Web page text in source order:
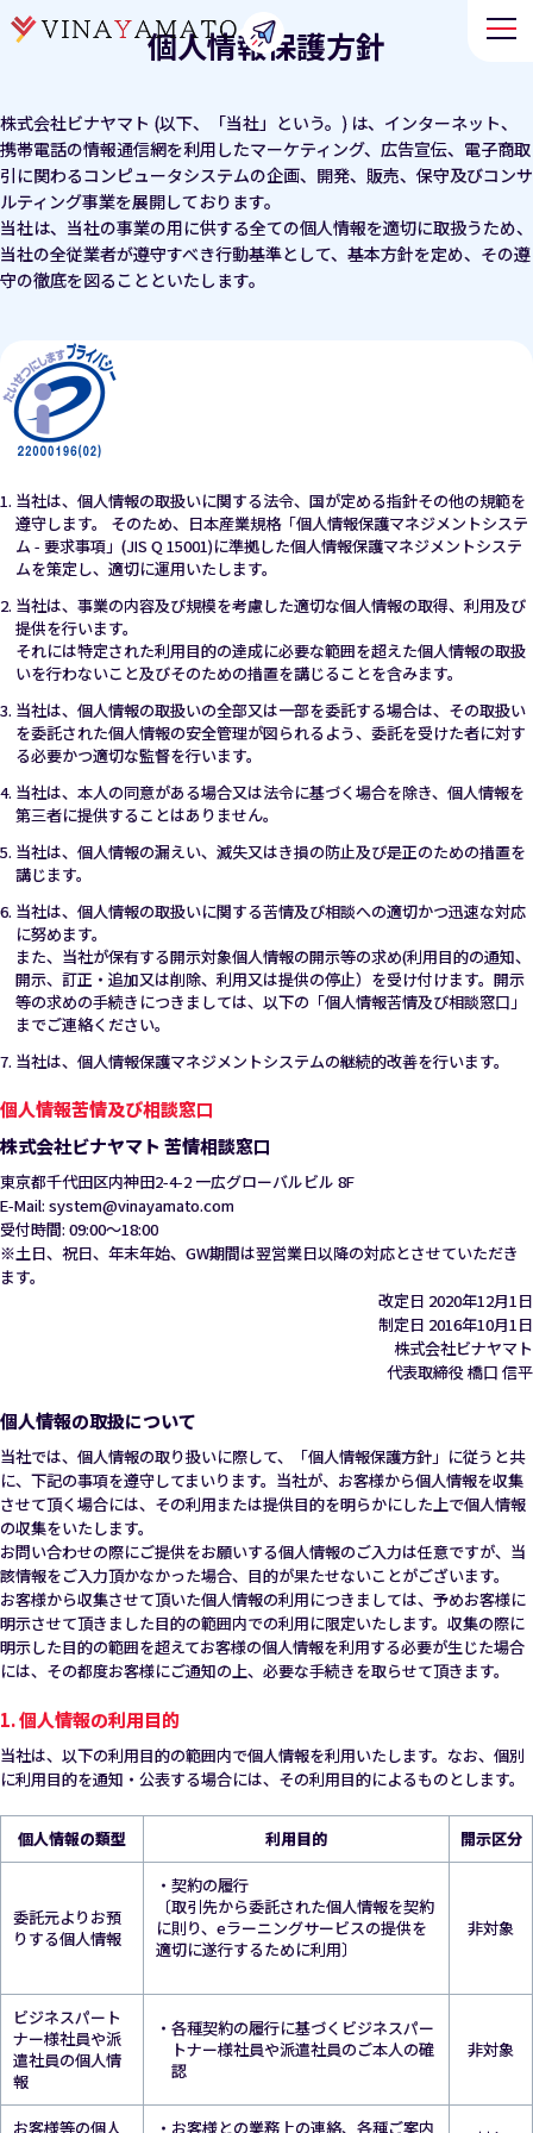
個人情報保護方針
株式会社ビナヤマト (以下、「当社」という。) は、インターネット、
携帯電話の情報通信網を利用したマーケティング、広告宣伝、電子商取
引に関わるコンピュータシステムの企画、開発、販売、保守及びコンサ
ルティング事業を展開しております。
当社は、当社の事業の用に供する全ての個人情報を適切に取扱うため、
当社の全従業者が遵守すべき行動基準として、基本方針を定め、その遵
守の徹底を図ることといたします。
当社は、個人情報の取扱いに関する法令、国が定める指針その他の規範を
遵守します。 そのため、日本産業規格「個人情報保護マネジメントシステ
ム - 要求事項」(JIS Q 15001)に準拠した個人情報保護マネジメントシステ
ムを策定し、適切に運用いたします。
当社は、事業の内容及び規模を考慮した適切な個人情報の取得、利用及び
提供を行います。
それには特定された利用目的の達成に必要な範囲を超えた個人情報の取扱
いを行わないこと及びそのための措置を講じることを含みます。
当社は、個人情報の取扱いの全部又は一部を委託する場合は、その取扱い
を委託された個人情報の安全管理が図られるよう、委託を受けた者に対す
る必要かつ適切な監督を行います。
当社は、本人の同意がある場合又は法令に基づく場合を除き、個人情報を
第三者に提供することはありません。
当社は、個人情報の漏えい、滅失又はき損の防止及び是正のための措置を
講じます。
当社は、個人情報の取扱いに関する苦情及び相談への適切かつ迅速な対応
に努めます。
また、当社が保有する開示対象個人情報の開示等の求め(利用目的の通知、
開示、訂正・追加又は削除、利用又は提供の停止）を受け付けます。開示
等の求めの手続きにつきましては、以下の「個人情報苦情及び相談窓口」
までご連絡ください。
当社は、個人情報保護マネジメントシステムの継続的改善を行います。
個人情報苦情及び相談窓口
株式会社ビナヤマト 苦情相談窓口
東京都千代田区内神田2-4-2 一広グローバルビル 8F
E-Mail: system@vinayamato.com
受付時間: 09:00～18:00
※土日、祝日、年末年始、GW期間は翌営業日以降の対応とさせていただき
ます。
改定日 2020年12月1日
制定日 2016年10月1日
株式会社ビナヤマト
代表取締役 橋口 信平
個人情報の取扱について
当社では、個人情報の取り扱いに際して、「個人情報保護方針」に従うと共
に、下記の事項を遵守してまいります。当社が、お客様から個人情報を収集
させて頂く場合には、その利用または提供目的を明らかにした上で個人情報
の収集をいたします。
お問い合わせの際にご提供をお願いする個人情報のご入力は任意ですが、当
該情報をご入力頂かなかった場合、目的が果たせないことがございます。
お客様から収集させて頂いた個人情報の利用につきましては、予めお客様に
明示させて頂きました目的の範囲内での利用に限定いたします。収集の際に
明示した目的の範囲を超えてお客様の個人情報を利用する必要が生じた場合
には、その都度お客様にご通知の上、必要な手続きを取らせて頂きます。
1. 個人情報の利用目的
当社は、以下の利用目的の範囲内で個人情報を利用いたします。なお、個別
に利用目的を通知・公表する場合には、その利用目的によるものとします。
個人情報の類型 利用目的 開示区分
委託元よりお預
りする個人情報
・契約の履行
〔取引先から委託された個人情報を契約
に則り、eラーニングサービスの提供を
適切に遂行するために利用〕
非対象
ビジネスパート
ナー様社員や派
遣社員の個人情
報
・各種契約の履行に基づくビジネスパー
トナー様社員や派遣社員のご本人の確
認
非対象
お客様等の個人 ・お客様との業務上の連絡、各種ご案内